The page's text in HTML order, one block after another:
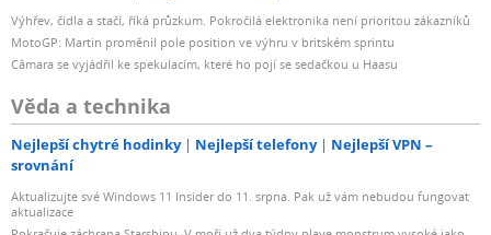
Výhřev, čidla a stačí, říká průzkum. Pokročilá elektronika není prioritou zákazníků
MotoGP: Martin proměnil pole position ve výhru v britském sprintu
Câmara se vyjádřil ke spekulacím, které ho pojí se sedačkou u Haasu
Věda a technika
Nejlepší chytré hodinky Nejlepší telefony
Nejlepší VPN –
srovnání
Aktualizujte své Windows 11 Insider do 11. srpna. Pak už vám nebudou fungovat
aktualizace